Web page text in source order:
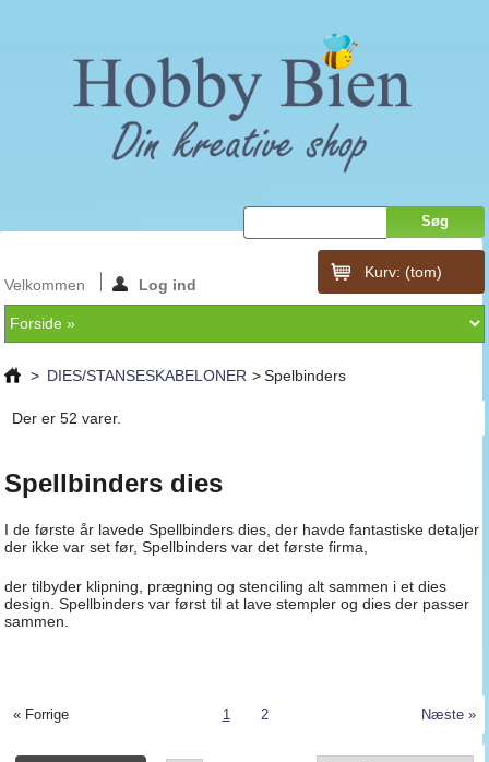
Kurv: (tom)
Velkommen Log ind
> DIES/STANSESKABELONER > Spelbinders
Der er 52 varer.
Spellbinders dies
I de første år lavede Spellbinders dies, der havde fantastiske detaljer
der ikke var set før, Spellbinders var det første firma,
der tilbyder klipning, prægning og stenciling alt sammen i et dies
design. Spellbinders var først til at lave stempler og dies der passer
sammen.
« Forrige 1 2 Næste »